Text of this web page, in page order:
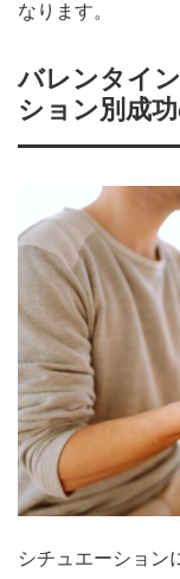
なります。
バレンタイ
ション別成
シチュエーション